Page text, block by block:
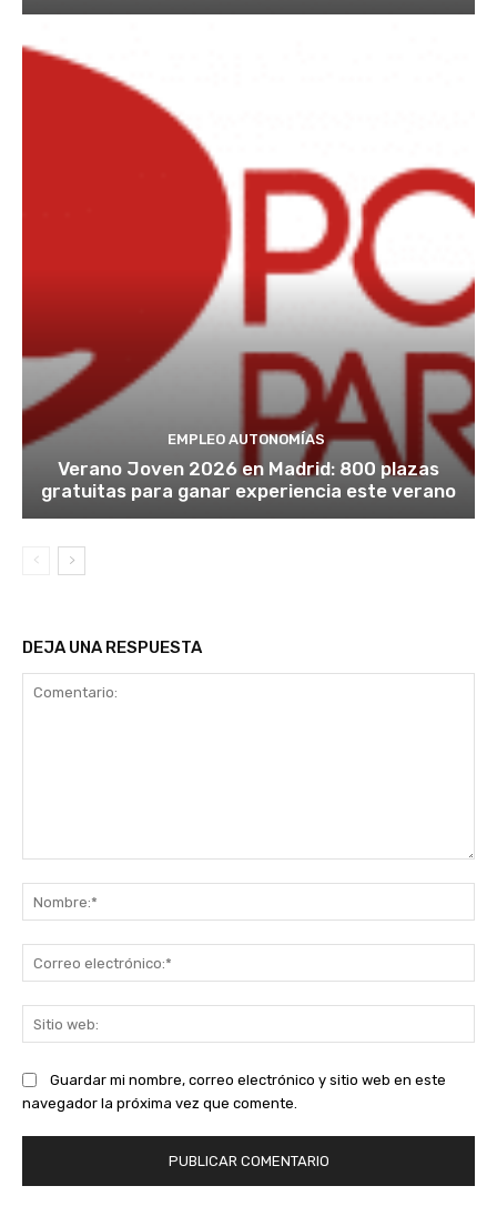
EMPLEO AUTONOMÍAS
Verano Joven 2026 en Madrid: 800 plazas
gratuitas para ganar experiencia este verano
DEJA UNA RESPUESTA
Guardar mi nombre, correo electrónico y sitio web en este
navegador la próxima vez que comente.